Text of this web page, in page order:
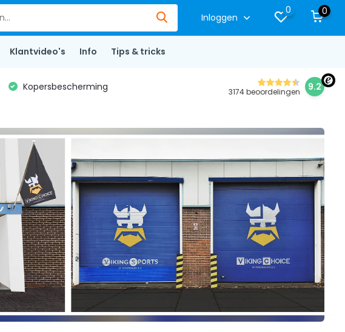
Inloggen
0 0
Klantvideo's Info Tips & tricks
Kopersbescherming 3174 beoordelingen 9.2